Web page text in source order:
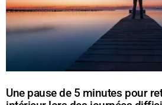
Une pause de 5 minutes pour